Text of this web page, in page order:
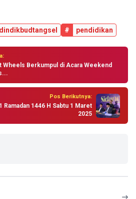
dindikbudtangsel # pendidikan
Wheels Berkumpul di Acara Weekend
Pos Berikutnya:
Ramadan 1446 H Sabtu 1 Maret
2025